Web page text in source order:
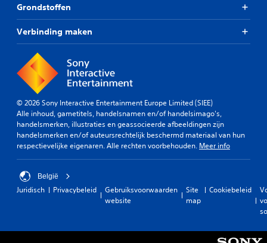
Grondstoffen
Verbinding maken
© 2026 Sony Interactive Entertainment Europe Limited (SIEE)
Alle inhoud, gametitels, handelsnamen en/of handelsimago's,
handelsmerken, illustraties en geassocieerde afbeeldingen zijn
handelsmerken en/of auteursrechtelijk beschermd materiaal van hun
respectievelijke eigenaren. Alle rechten voorbehouden. Meer info
België
Juridisch Privacybeleid
Gebruiksvoorwaarden
website
Site
map
Cookiebeleid